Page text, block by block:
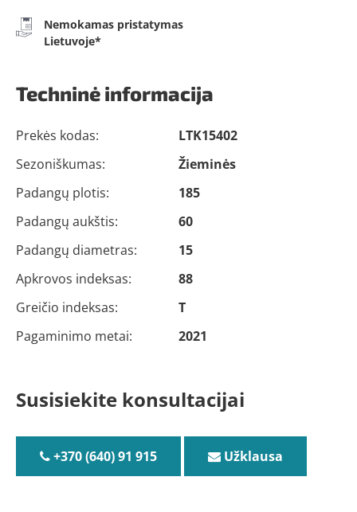
Nemokamas pristatymas
Lietuvoje*
Techninė informacija
Prekės kodas:
LTK15402
Sezoniškumas:
Žieminės
Padangų plotis:
185
Padangų aukštis:
60
Padangų diametras:
15
Apkrovos indeksas:
88
Greičio indeksas:
T
Pagaminimo metai:
2021
Susisiekite konsultacijai
+370 (640) 91 915 Užklausa